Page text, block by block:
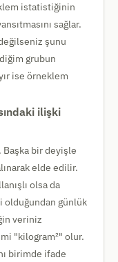
istatistiğinin
sağlar.
şunu
grubun
ise örneklem
ilişki
Başka bir deyişle
elde edilir.
olsa da
günlük
veriniz
"kilogram²" olur.
birimde ifade